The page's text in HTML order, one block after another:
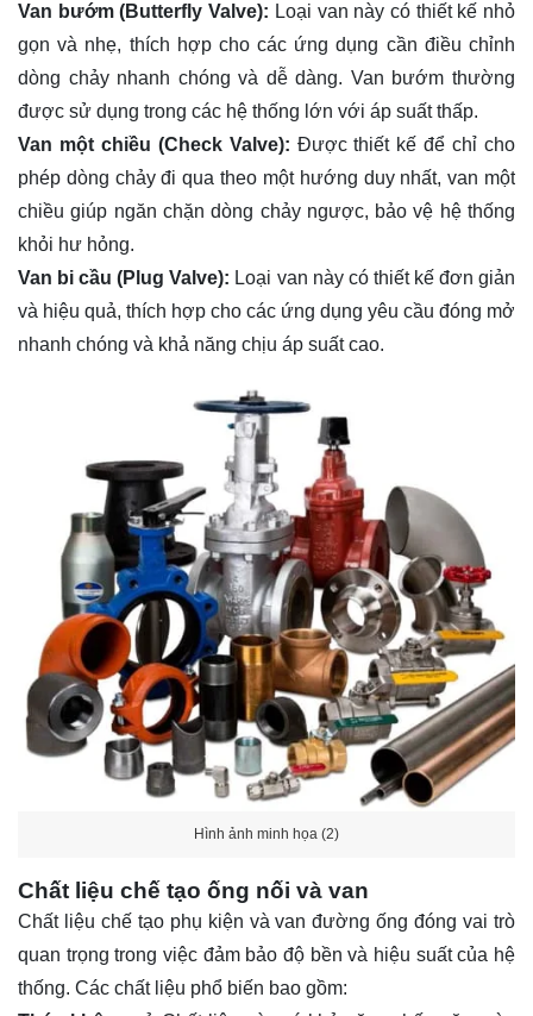
Van bướm (Butterfly Valve): Loại van này có thiết kế nhỏ
gọn và nhẹ, thích hợp cho các ứng dụng cần điều chỉnh
dòng chảy nhanh chóng và dễ dàng. Van bướm thường
được sử dụng trong các hệ thống lớn với áp suất thấp.
Van một chiều (Check Valve): Được thiết kế để chỉ cho
phép dòng chảy đi qua theo một hướng duy nhất, van một
chiều giúp ngăn chặn dòng chảy ngược, bảo vệ hệ thống
khỏi hư hỏng.
Van bi cầu (Plug Valve): Loại van này có thiết kế đơn giản
và hiệu quả, thích hợp cho các ứng dụng yêu cầu đóng mở
nhanh chóng và khả năng chịu áp suất cao.
Hình ảnh minh họa (2)
Chất liệu chế tạo ống nối và van
Chất liệu chế tạo phụ kiện và van đường ống đóng vai trò
quan trọng trong việc đảm bảo độ bền và hiệu suất của hệ
thống. Các chất liệu phổ biến bao gồm: